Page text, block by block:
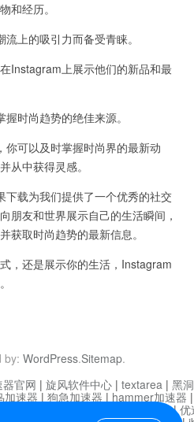
和经历。
上的吸引力而备受青睐。
上展示他们的新品和最
时尚趋势的绝佳来源。
可以及时掌握时尚界的最新动
从中获得灵感。
载为我们提供了一个优秀的社交
朋友和世界展示自己的生活瞬间，
获取时尚趋势的最新信息。
还是展示你的生活，Instagram
by: WordPress.Sitemap.
官网 | 旋风软件中心 | textarea | 黑
加速器 | 狗急加速器 | hammer加速器
迷雾通|优